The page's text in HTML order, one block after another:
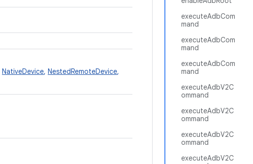
executeAdbCom
mand
executeAdbCom
mand
executeAdbCom
mand
executeAdbV2C
ommand
executeAdbV2C
ommand
executeAdbV2C
ommand
executeAdbV2C
NativeDevice, NestedRemoteDevice,